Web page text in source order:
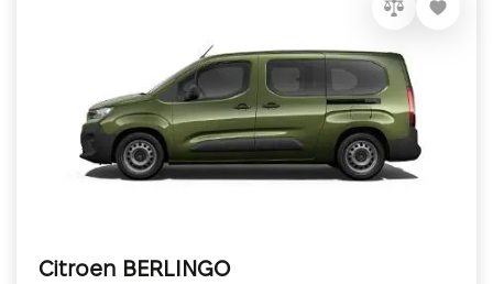
Citroen BERLINGO